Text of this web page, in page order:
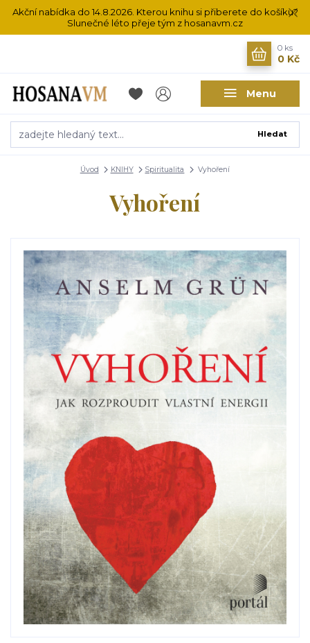
Akční nabídka do 14.8.2026. Kterou knihu si přiberete do košíku?
Slunečné léto přeje tým z hosanavm.cz
Menu
Hledat
0 ks
0 Kč
Úvod KNIHY Spiritualita Vyhoření
Vyhoření